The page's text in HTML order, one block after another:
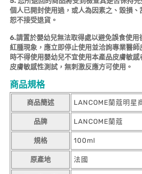
個人已開封使用過，或人為因素之、毀損
恕不接受退貨。
6.請置於嬰幼兒無法取得處以避免誤食使用
紅腫現象，應立即停止使用並洽詢專業醫
時不得使用嬰幼兒不宜使用本產品皮膚敏
皮膚敏感性測試，無刺激反應方可使用。
商品規格
商品簡述 LANCOME蘭蔻明星
品牌 LANCOME蘭蔻
規格 100ml
原產地 法國